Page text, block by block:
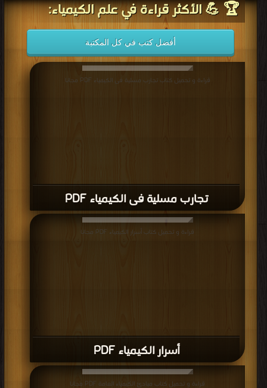
أفضل كتب في كل المكتبة
تجارب مسلية فى الكيمياء PDF
قراءة و تحميل كتاب تجارب مسلية فى الكيمياء PDF مجانا
أسرار الكيمياء PDF
قراءة و تحميل كتاب أسرار الكيمياء PDF مجانا
قراءة و تحميل كتاب مبادئ الكيمياء العامة PDF مجانا